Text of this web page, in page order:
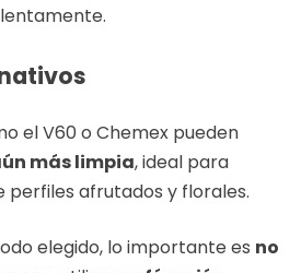
el V60 o Chemex pueden
más limpia, ideal para
perfiles afrutados y florales.
elegido, lo importante es no